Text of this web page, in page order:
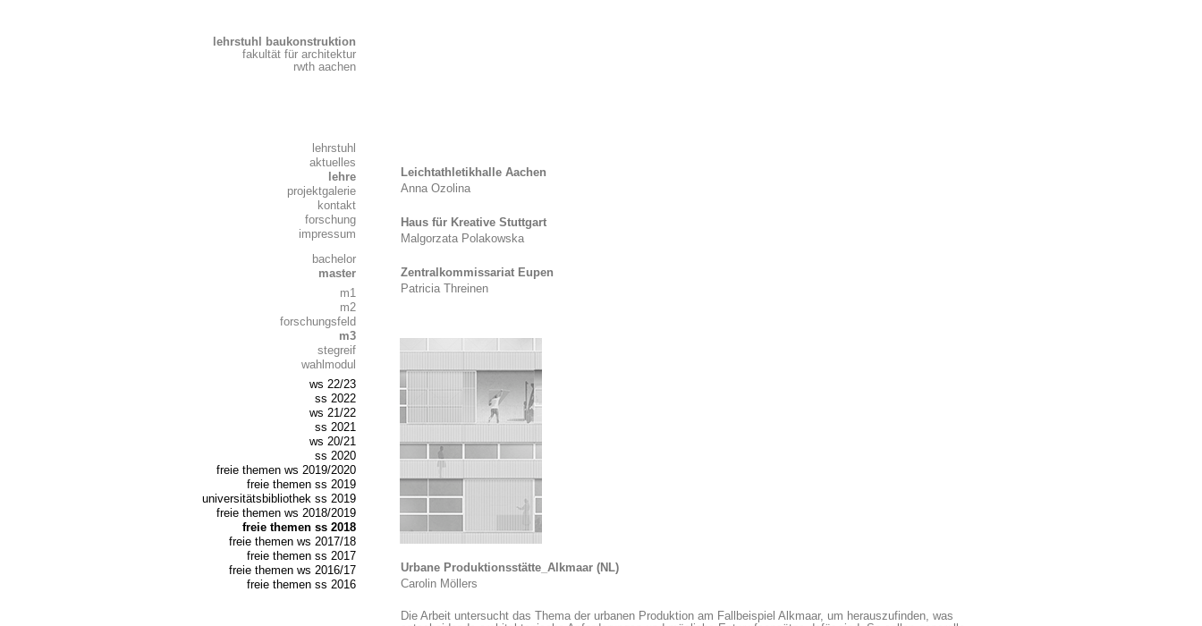
lehrstuhl baukonstruktion
fakultät für architektur
rwth aachen
lehrstuhl
aktuelles
lehre
projektgalerie
kontakt
forschung
impressum
bachelor
master
m1
m2
forschungsfeld
m3
ws 22/23
ss 2022
ws 21/22
ss 2021
ws 20/21
ss 2020
freie themen ws 2019/2020
freie themen ss 2019
universitätsbibliothek ss 2019
freie themen ws 2018/2019
freie themen ss 2018
freie themen ws 2017/18
freie themen ss 2017
freie themen ws 2016/17
freie themen ss 2016
stegreif
wahlmodul
Leichtathletikhalle Aachen
Anna Ozolina
Haus für Kreative Stuttgart
Malgorzata Polakowska
Zentralkommissariat Eupen
Patricia Threinen
Urbane Produktionsstätte_Alkmaar (NL)
Carolin Möllers
Die Arbeit untersucht das Thema der urbanen Produktion am Fallbeispiel Alkmaar, um herauszufinden, was